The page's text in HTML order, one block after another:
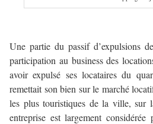
Une partie du passif d’expulsions
participation au business des
avoir expulsé ses locataires du
remettait son bien sur le marché
les plus touristiques de la ville, sur
entreprise est largement